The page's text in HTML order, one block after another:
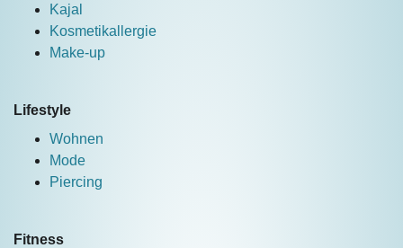
Kajal
Kosmetikallergie
Make-up
Lifestyle
Wohnen
Mode
Piercing
Fitness